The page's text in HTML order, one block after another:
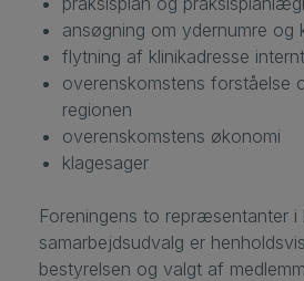
ansøgning om ydernumre og
flytning af klinikadresse
overenskomstens forståelse
regionen
overenskomstens økonomi
klagesager
Foreningens to repræsentanter i
samarbejdsudvalg er
bestyrelsen og valgt af